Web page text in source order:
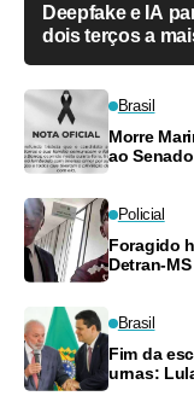
Deepfake e IA
dois terços a
Brasil
Morre
ao
Policial
Foragido
Detran-
Brasil
Fim da
urnas: